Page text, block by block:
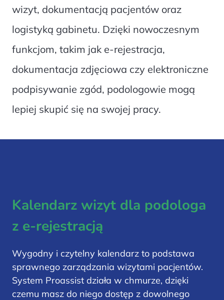
wizyt, dokumentacją pacjentów oraz
logistyką gabinetu. Dzięki nowoczesnym
funkcjom, takim jak e-rejestracja,
dokumentacja zdjęciowa czy elektroniczne
podpisywanie zgód, podologowie mogą
lepiej skupić się na swojej pracy.
Kalendarz wizyt dla podologa
z e-rejestracją
Wygodny i czytelny kalendarz to podstawa
sprawnego zarządzania wizytami pacjentów.
System Proassist działa w chmurze, dzięki
czemu masz do niego dostęp z dowolnego